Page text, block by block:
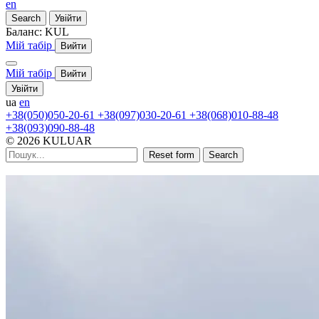
en
Search Увійти
Баланс: KUL
Мій табір
Вийти
Мій табір
Вийти
Увійти
ua en
+38(050)050-20-61 +38(097)030-20-61 +38(068)010-88-48
+38(093)090-88-48
© 2026 KULUAR
Reset form Search